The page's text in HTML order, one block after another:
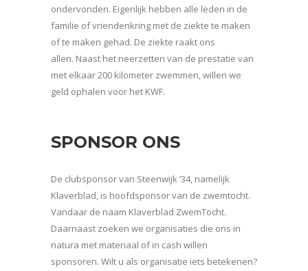
ondervonden. Eigenlijk hebben alle leden in de
familie of vriendenkring met de ziekte te maken
of te maken gehad. De ziekte raakt ons
allen. Naast het neerzetten van de prestatie van
met elkaar 200 kilometer zwemmen, willen we
geld ophalen voor het KWF.
SPONSOR ONS
De clubsponsor van Steenwijk ’34, namelijk
Klaverblad, is hoofdsponsor van de zwemtocht.
Vandaar de naam Klaverblad ZwemTocht.
Daarnaast zoeken we organisaties die ons in
natura met materiaal of in cash willen
sponsoren. Wilt u als organisatie iets betekenen?